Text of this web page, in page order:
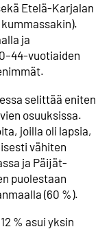
Etelä-Karjalan
ja
vuotiaiden
selittää eniten
osuuksissa.
joilla oli lapsia,
vähiten
ja Päijät-
puolestaan
(60 %).
% asui yksin